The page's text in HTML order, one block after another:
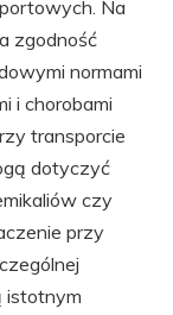
Na
zgodność
normami
i chorobami
transporcie
dotyczyć
czy
przy
istotnym